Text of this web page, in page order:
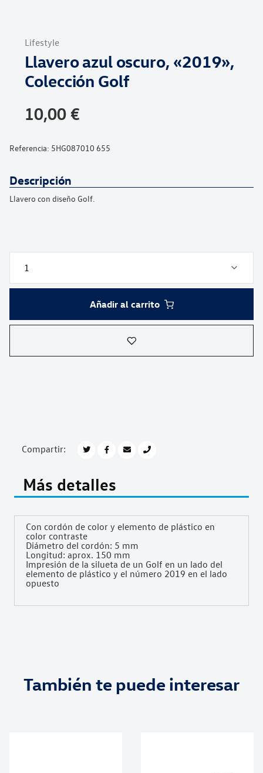
Lifestyle
Llavero azul oscuro, «2019»,
Colección Golf
10,00 €
Referencia: 5HG087010 655
Descripción
Llavero con diseño Golf.
Añadir al carrito
Compartir:
comienzo
galería
imágenes
Más detalles
Con cordón de color y elemento de plástico en
color contraste
Diámetro del cordón: 5 mm
Longitud: aprox. 150 mm
Impresión de la silueta de un Golf en un lado del
elemento de plástico y el número 2019 en el lado
opuesto
También te puede interesar